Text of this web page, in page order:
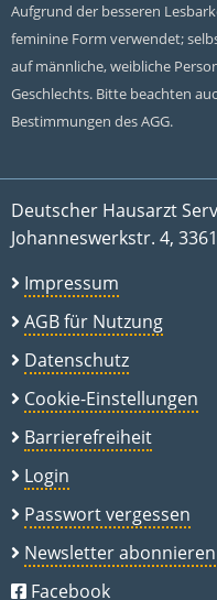
Aufgrund der besseren
feminine Form verwendet;
auf männliche, weibliche
Geschlechts. Bitte beachten
Bestimmungen des AGG.
Deutscher Hausarzt
Johanneswerkstr. 4,
Impressum
AGB für Nutzung
Datenschutz
Cookie-Einstellungen
Barrierefreiheit
Login
Passwort vergessen
Newsletter abonnieren
Facebook